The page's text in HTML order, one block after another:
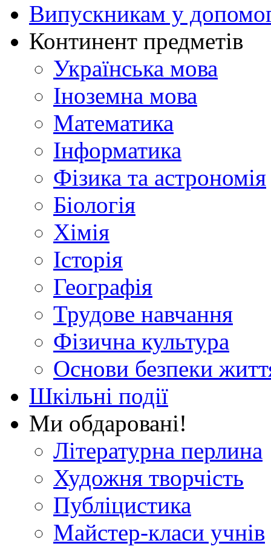
Випускникам у
Континент предметів
Українська мова
Іноземна мова
Математика
Інформатика
Фізика та астрономія
Біологія
Хімія
Історія
Географія
Трудове навчання
Фізична культура
Основи безпеки
Шкільні події
Ми обдаровані!
Літературна перлина
Художня творчість
Публіцистика
Майстер-класи учнів